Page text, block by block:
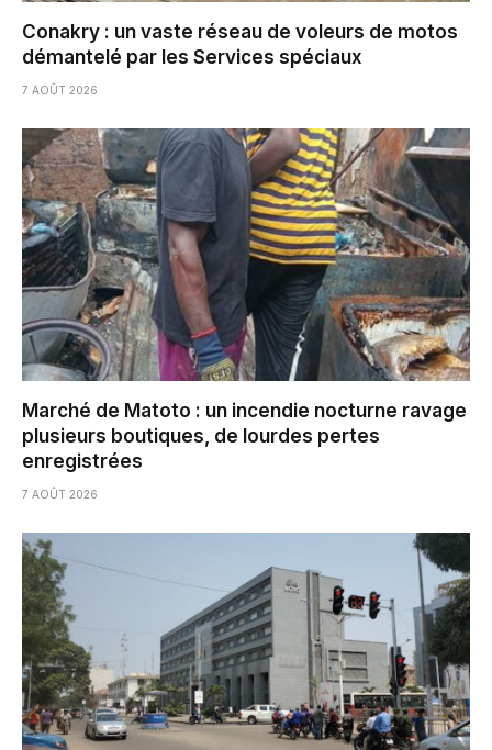
Conakry : un vaste réseau de voleurs de motos
démantelé par les Services spéciaux
7 AOÛT 2026
Marché de Matoto : un incendie nocturne ravage
plusieurs boutiques, de lourdes pertes
enregistrées
7 AOÛT 2026